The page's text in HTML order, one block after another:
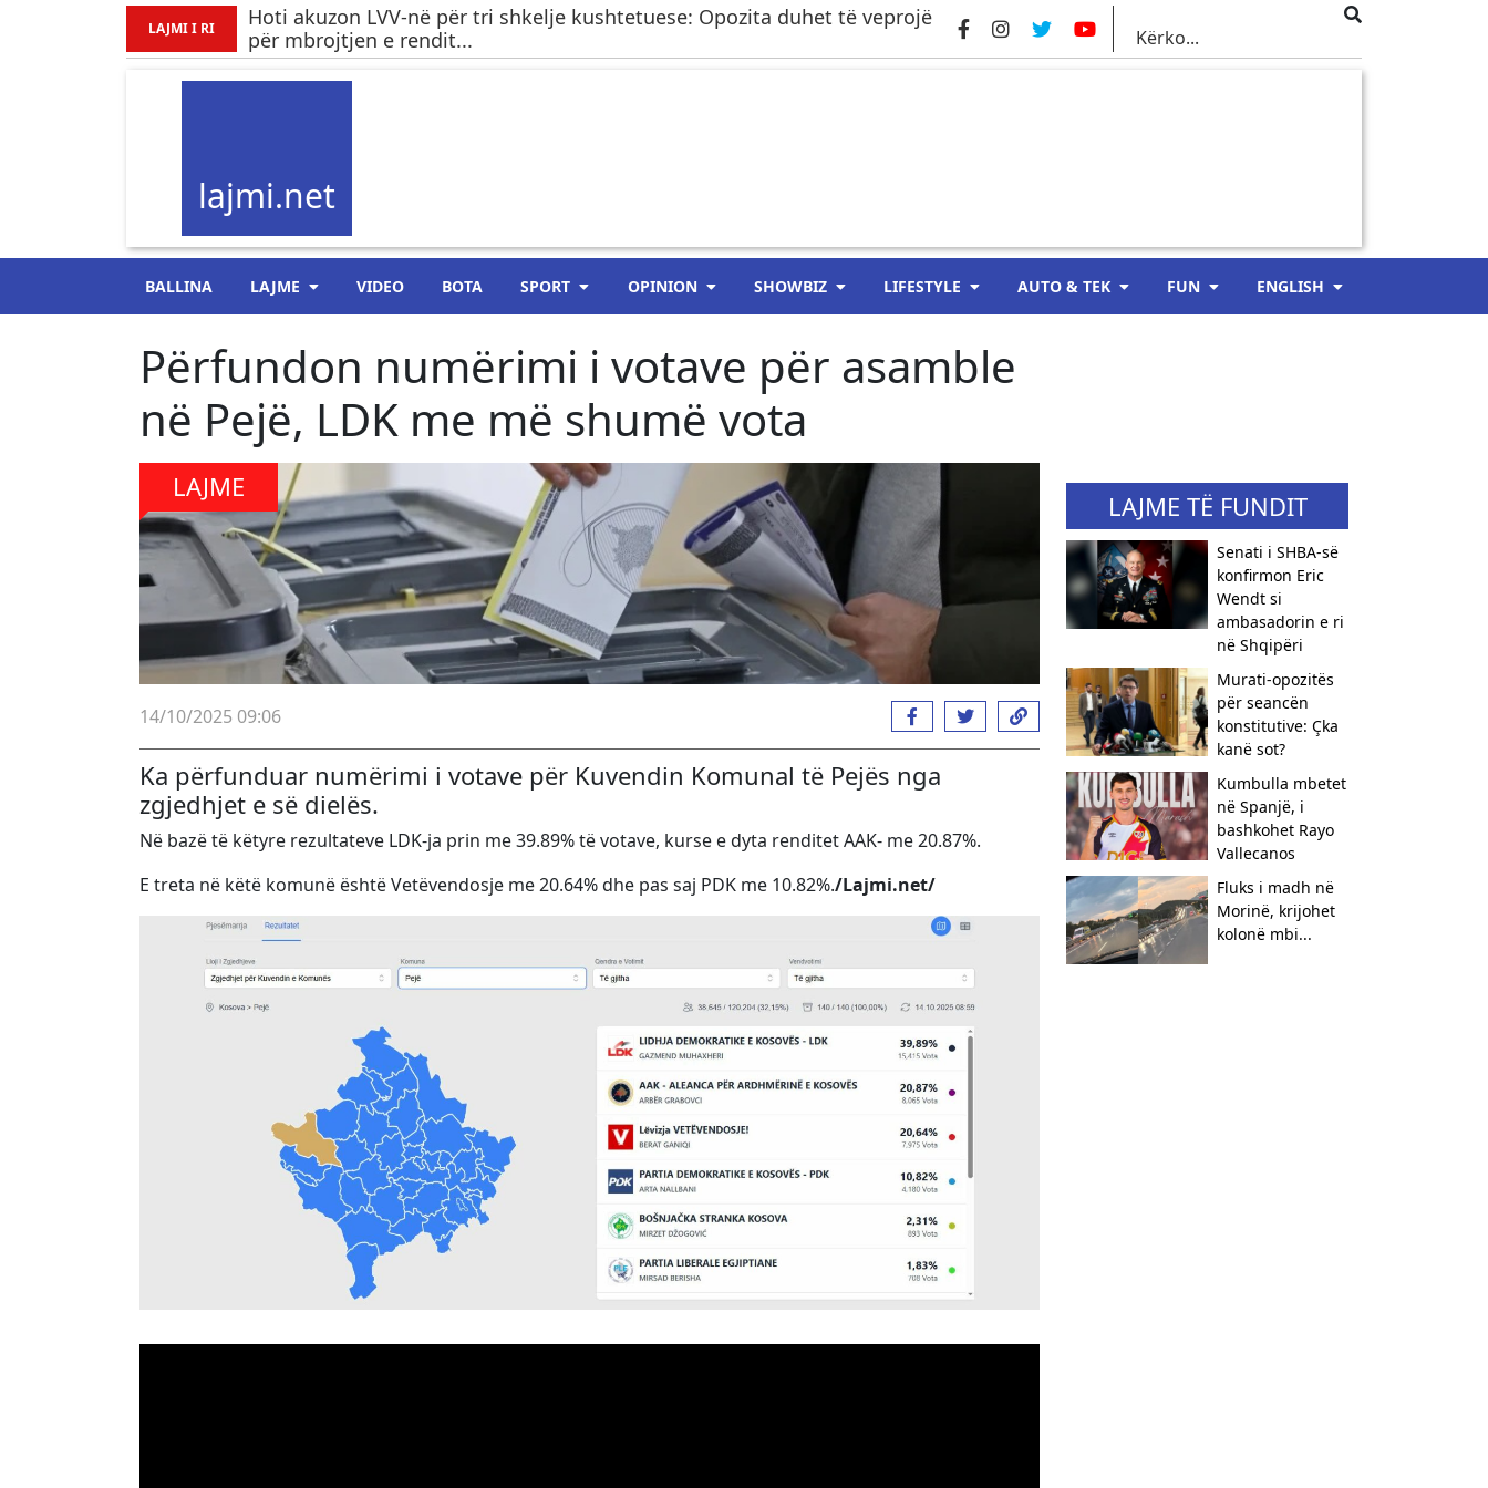
LAJMI I RI
Hoti akuzon LVV-në për tri shkelje kushtetuese: Opozita duhet të veprojë
për mbrojtjen e rendit...
lajmi.net
BALLINA LAJME VIDEO BOTA SPORT OPINION SHOWBIZ LIFESTYLE AUTO & TEK FUN ENGLISH
Përfundon numërimi i votave për asamble
në Pejë, LDK me më shumë vota
LAJME
14/10/2025 09:06
Ka përfunduar numërimi i votave për Kuvendin Komunal të Pejës nga
zgjedhjet e së dielës.
Në bazë të këtyre rezultateve LDK-ja prin me 39.89% të votave, kurse e dyta renditet AAK- me 20.87%.
E treta në këtë komunë është Vetëvendosje me 20.64% dhe pas saj PDK me 10.82%./Lajmi.net/
LAJME TË FUNDIT
Senati i SHBA-së
konfirmon Eric
Wendt si
ambasadorin e ri
në Shqipëri
​Murati-opozitës
për seancën
konstitutive: Çka
kanë sot?
Kumbulla mbetet
në Spanjë, i
bashkohet Rayo
Vallecanos
Fluks i madh në
Morinë, krijohet
kolonë mbi...